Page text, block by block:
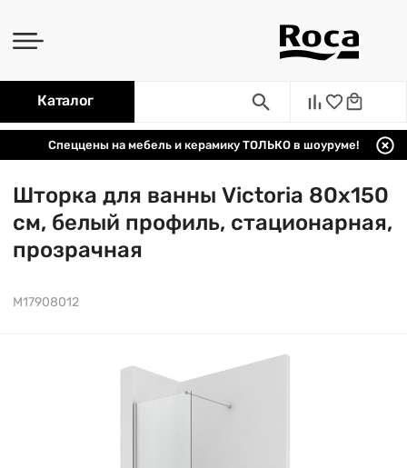
Каталог
Спеццены на мебель и керамику ТОЛЬКО в шоуруме!
Шторка для ванны Victoria 80х150
см, белый профиль, стационарная,
прозрачная
M17908012